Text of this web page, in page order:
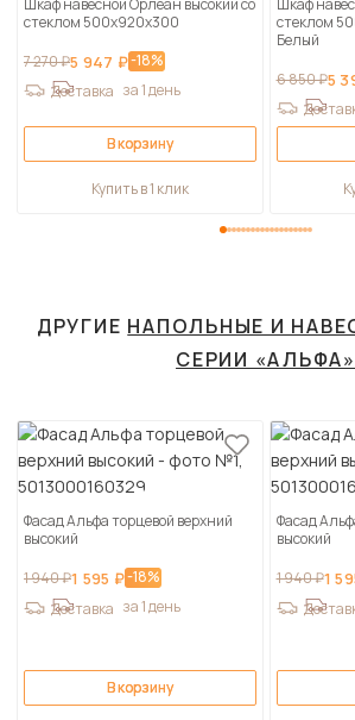
Шкаф навесной Орлеан высокий со
стеклом 500х920х300
7 270 ₽5 947 ₽-18%
Доставка за 1 день
В корзину
Купить в 1 клик
Шкаф
стеклом
Белый
6 850 ₽5
ДРУГИЕ НАПОЛЬНЫЕ И
СЕРИИ «АЛЬФА»
Фасад Альфа торцевой верхний
высокий
1 940 ₽1 595 ₽-18%
Доставка за 1 день
В корзину
Фасад
высокий
1 940 ₽1